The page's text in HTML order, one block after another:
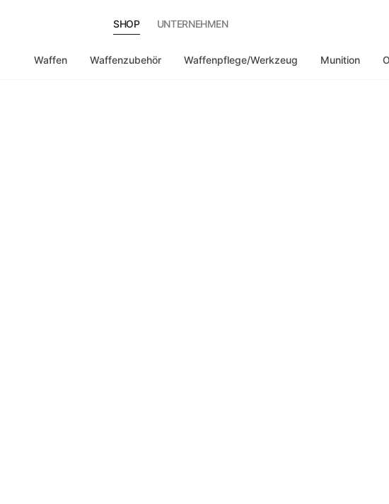
SHOP UNTERNEHMEN
Waffen Waffenzubehör Waffenpflege/Werkzeug Munition